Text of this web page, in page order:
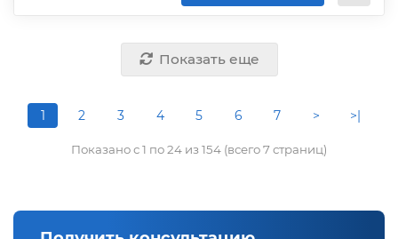
Показать еще
1 2 3 4 5 6 7 > >|
Показано с 1 по 24 из 154 (всего 7 страниц)